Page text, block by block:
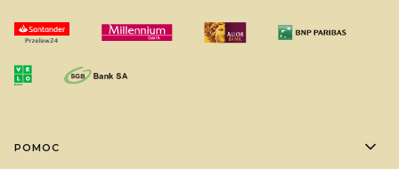
Linki w stopce
POMOC